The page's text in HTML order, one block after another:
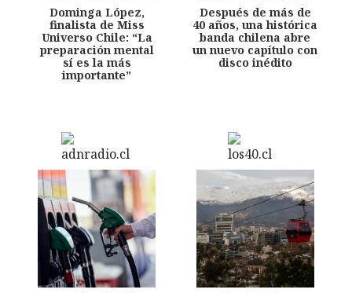
Dominga López,
finalista de Miss
Universo Chile: “La
preparación mental
sí es la más
importante”
Después de más de
40 años, una histórica
banda chilena abre
un nuevo capítulo con
disco inédito